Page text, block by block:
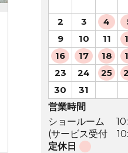
2
3 4
9
10 11
16
17 18
23
24 25
30
31
営業時間
ショールーム
(サービス受付
定休日